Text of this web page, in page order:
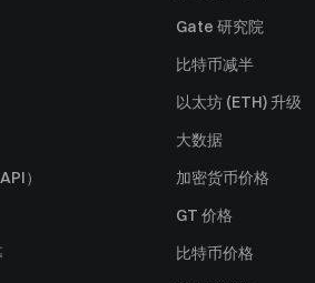
）
Gate 研究院
比特币减半
以太坊 (ETH) 升级
大数据
加密货币价格
GT 价格
比特币价格